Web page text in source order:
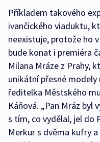
Příkladem takového
ivančického viaduktu,
neexistuje, protože ho
bude konat i premiéra
Milana Mráze z Prahy,
unikátní přesné modely
ředitelka Městského
Káňová. „Pan Mráz byl
s tím, co vydělal, jel do
Merkur s dvěma kufry